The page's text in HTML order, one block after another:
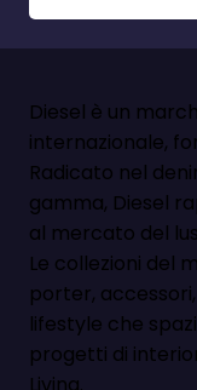
Diesel è un
internazionale,
Radicato nel
gamma, Diesel
al mercato del
Le collezioni del
porter,
lifestyle che
progetti di
Living.